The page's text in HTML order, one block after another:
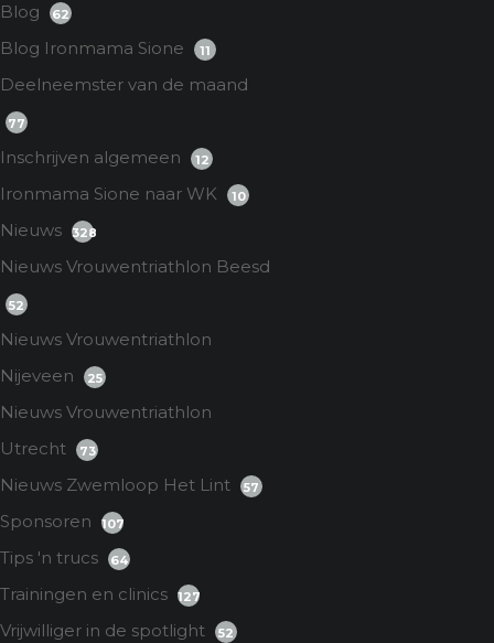
Blog 62
Blog Ironmama Sione 11
Deelneemster van de maand
77
Inschrijven algemeen 12
Ironmama Sione naar WK 10
Nieuws 328
Nieuws Vrouwentriathlon Beesd
52
Nieuws Vrouwentriathlon
Nijeveen
25
Nieuws Vrouwentriathlon
Utrecht
73
Nieuws Zwemloop Het Lint 57
Sponsoren 107
Tips 'n trucs 64
Trainingen en clinics 127
Vrijwilliger in de spotlight 52